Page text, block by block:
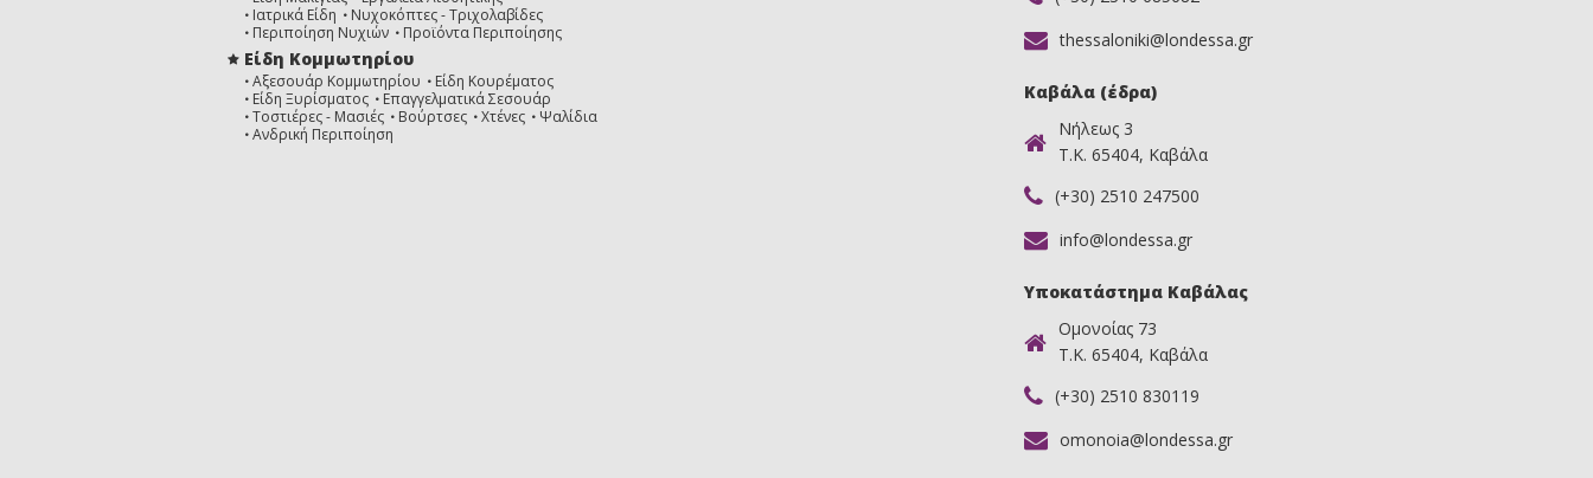
Ιατρικά Είδη
Νυχοκόπτες - Τριχολαβίδες
Περιποίηση Νυχιών
Προϊόντα Περιποίησης
Είδη Κομμωτηρίου
Αξεσουάρ Κομμωτηρίου
Είδη Κουρέματος
Είδη Ξυρίσματος
Επαγγελματικά Σεσουάρ
Τοστιέρες - Μασιές
Βούρτσες Χτένες
Ψαλίδια
Ανδρική Περιποίηση
thessaloniki@londessa.gr
Καβάλα (έδρα)
Νήλεως 3
Τ.Κ. 65404, Καβάλα
(+30) 2510 247500
info@londessa.gr
Υποκατάστημα Καβάλας
Ομονοίας 73
Τ.Κ. 65404, Καβάλα
(+30) 2510 830119
omonoia@londessa.gr